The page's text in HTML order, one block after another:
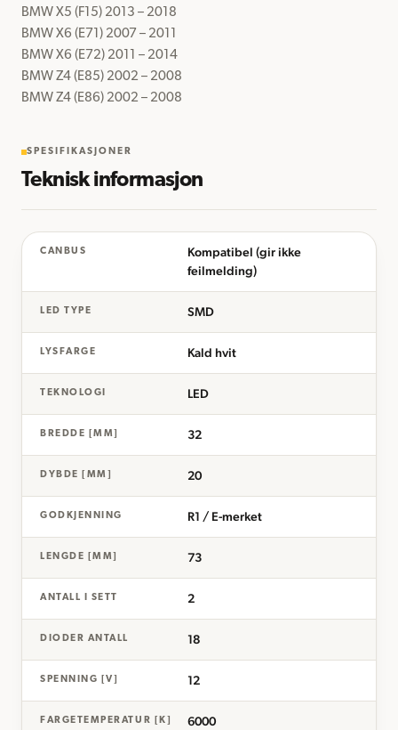
BMW X5 (F15) 2013 – 2018
BMW X6 (E71) 2007 – 2011
BMW X6 (E72) 2011 – 2014
BMW Z4 (E85) 2002 – 2008
BMW Z4 (E86) 2002 – 2008
SPESIFIKASJONER
Teknisk informasjon
CANBUS
Kompatibel (gir ikke
feilmelding)
LED TYPE SMD
LYSFARGE Kald hvit
TEKNOLOGI LED
BREDDE [MM] 32
DYBDE [MM] 20
GODKJENNING R1 / E-merket
LENGDE [MM] 73
ANTALL I SETT 2
DIODER ANTALL 18
SPENNING [V] 12
FARGETEMPERATUR [K] 6000